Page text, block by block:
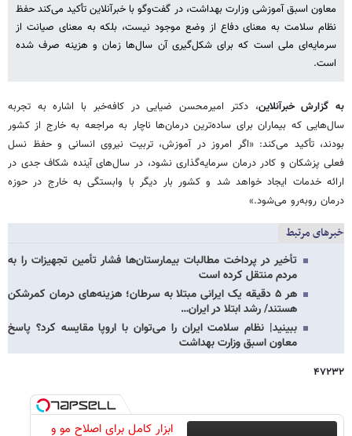
Mute Settings
معاون اسبق آموزشی وزارت بهداشت، در گفت‌وگو با خبرآنلاین تأکید می‌کند حفظ
نظام سلامت به معنای دفاع از وضع موجود نیست، بلکه به معنای صیانت از
سرمایه‌ای ملی است که برای شکل‌گیری آن سال‌ها زمان و هزینه صرف شده
است.
به گزارش خبرآنلاین، دکتر امیرمحسن ضیایی در کافه‌خبر با اشاره به تجربه
سال‌هایی که بیماران برای ساده‌ترین درمان‌ها ناچار به مراجعه به خارج از کشور
بودند، تأکید می‌کند: «اگر امروز در آموزش، تربیت نیروی انسانی و حفظ نسل
فعلی پزشکان و کادر درمان سرمایه‌گذاری نشود، در سال‌های آینده شکاف جدی در
ارائه خدمات ایجاد خواهد شد و کشور بار دیگر با وابستگی به خارج در حوزه
درمان روبه‌رو می‌شود.»
خبرهای مرتبط
تأخیر در پرداخت مطالبات بیمارستان‌ها فشار تأمین تجهیزات را به
مردم منتقل کرده است
هر ۵ دقیقه یک ایرانی مبتلا به سرطان؛ هزینه‌های درمان کمرشکن
هستند/ رشد ابتلا در ایران…
ببینید| نظام سلامت ایران را می‌توان با اروپا مقایسه کرد؟ پاسخ
معاون اسبق وزارت بهداشت
۴۷۲۳۲
ابزار کامل برای اصلاح مو و